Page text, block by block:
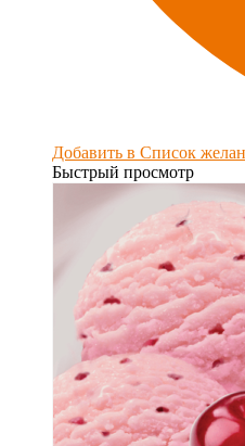
Добавить в Список
Быстрый просмотр